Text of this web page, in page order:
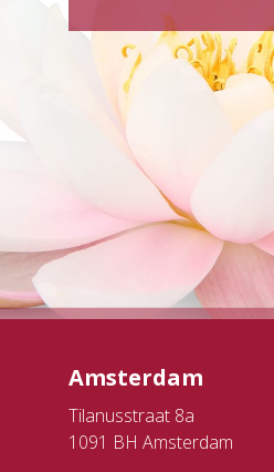
Amsterdam
Tilanusstraat 8a
1091 BH Amsterdam